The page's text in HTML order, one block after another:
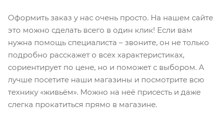
Оформить заказ у нас очень просто. На нашем сайте
это можно сделать всего в один клик! Если вам
нужна помощь специалиста – звоните, он не только
подробно расскажет о всех характеристиках,
сориентирует по цене, но и поможет с выбором. А
лучше посетите наши магазины и посмотрите всю
технику «живьём». Можно на неё присесть и даже
слегка прокатиться прямо в магазине.